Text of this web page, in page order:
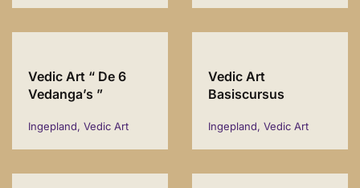
Vedic Art “ De 6
Vedanga’s ”
Ingepland, Vedic Art
Vedic Art
Basiscursus
Ingepland, Vedic Art